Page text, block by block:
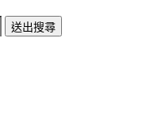
送出搜尋